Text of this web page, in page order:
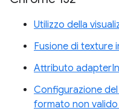
Utilizzo della
Fusione di texture
Attributo
Configurazione
formato non